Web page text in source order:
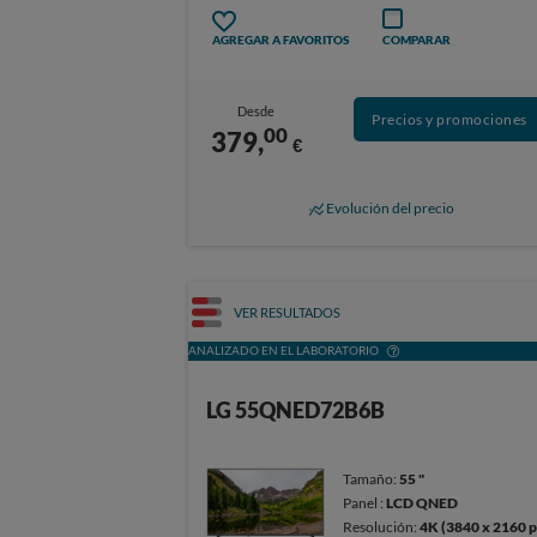
AGREGAR A FAVORITOS COMPARAR
Desde
379,00 €
Precios y promociones
Evolución del precio
VER RESULTADOS
ANALIZADO EN EL LABORATORIO
LG 55QNED72B6B
Tamaño:55 "
Panel :LCD QNED
Resolución:4K (3840 x 2160